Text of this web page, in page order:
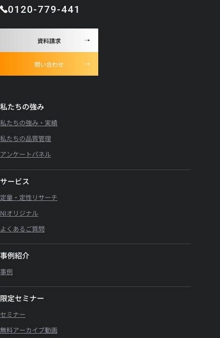
0120-779-441
資料請求
問い合わせ
私たちの強み
私たちの強み・実績
私たちの品質管理
アンケートパネル
サービス
定量・定性リサーチ
NIオリジナル
よくあるご質問
事例紹介
事例
限定セミナー
セミナー
無料アーカイブ動画